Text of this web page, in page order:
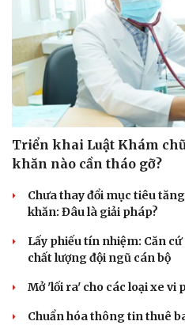
Di sản
Triển khai Luật Khám
khăn nào cần tháo gỡ?
Chưa thay đổi mục tiêu
khăn: Đâu là giải pháp?
Lấy phiếu tín nhiệm: Căn
chất lượng đội ngũ cán bộ
Mở 'lối ra' cho các loại xe vi
Chuẩn hóa thông tin thuê